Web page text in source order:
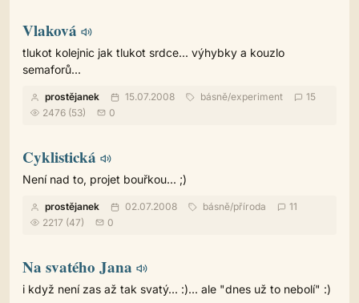
Vlaková
tlukot kolejnic jak tlukot srdce... výhybky a kouzlo
semaforů...
prostějanek 15.07.2008 básně/experiment
15
2476 (53)
0
Cyklistická
Není nad to, projet bouřkou... ;)
prostějanek 02.07.2008 básně/příroda
11
2217 (47)
0
Na svatého Jana
i když není zas až tak svatý... :)... ale "dnes už to nebolí" :)